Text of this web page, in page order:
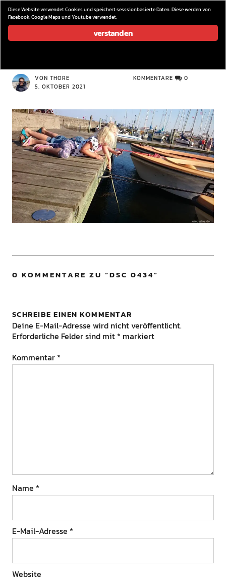
wieder los…
VON THORE
5. OKTOBER 2021
KOMMENTARE 0
0 KOMMENTARE ZU “DSC 0434”
SCHREIBE EINEN KOMMENTAR
Deine E-Mail-Adresse wird nicht veröffentlicht.
Erforderliche Felder sind mit * markiert
Kommentar *
Name *
E-Mail-Adresse *
Website
Diese Website verwendet Cookies und speichert sesssionbasierte Daten. Diese werden von
Facebook, Google Maps und Youtube verwendet.
verstanden